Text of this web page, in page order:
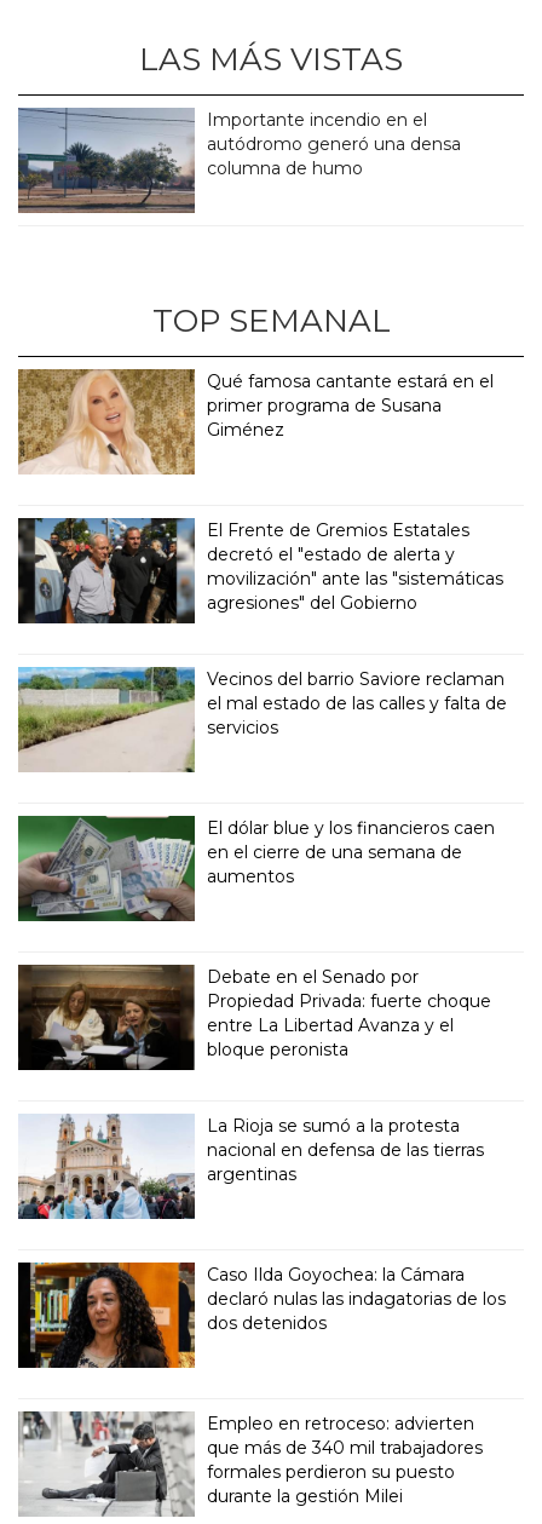
LAS MÁS VISTAS
Importante incendio en el
autódromo generó una densa
columna de humo
TOP SEMANAL
Qué famosa cantante estará en el
primer programa de Susana
Giménez
El Frente de Gremios Estatales
decretó el "estado de alerta y
movilización" ante las "sistemáticas
agresiones" del Gobierno
Vecinos del barrio Saviore reclaman
el mal estado de las calles y falta de
servicios
El dólar blue y los financieros caen
en el cierre de una semana de
aumentos
Debate en el Senado por
Propiedad Privada: fuerte choque
entre La Libertad Avanza y el
bloque peronista
La Rioja se sumó a la protesta
nacional en defensa de las tierras
argentinas
Caso Ilda Goyochea: la Cámara
declaró nulas las indagatorias de los
dos detenidos
Empleo en retroceso: advierten
que más de 340 mil trabajadores
formales perdieron su puesto
durante la gestión Milei